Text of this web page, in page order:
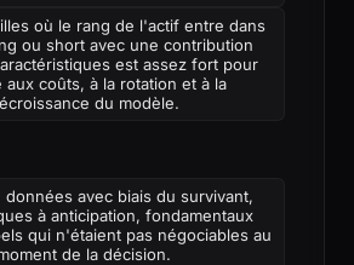
où le rang de l'actif entre dans
ou short avec une contribution
est assez fort pour
aux coûts, à la rotation et à la
du modèle.
données avec biais du survivant,
à anticipation, fondamentaux
qui n'étaient pas négociables au
de la décision.